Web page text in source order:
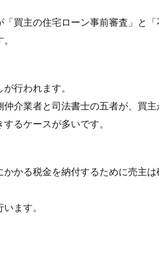
買主の住宅ローン事前審査」と
行われます。
介業者と司法書士の五者が、買
るケースが多いです。
かる税金を納付するために売主
ます。